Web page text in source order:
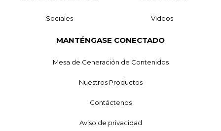
Sociales Videos
MANTÉNGASE CONECTADO
Mesa de Generación de Contenidos
Nuestros Productos
Contáctenos
Aviso de privacidad